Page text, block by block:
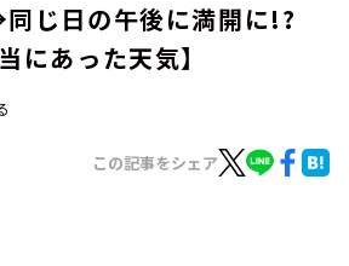
じ日の午後に満開に!?
にあった天気】
この記事をシェア